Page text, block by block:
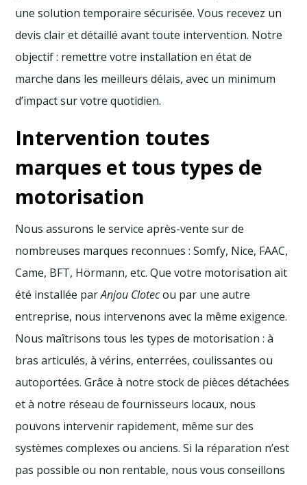
une solution temporaire sécurisée. Vous recevez un
devis clair et détaillé avant toute intervention. Notre
objectif : remettre votre installation en état de
marche dans les meilleurs délais, avec un minimum
d’impact sur votre quotidien.
Intervention toutes
marques et tous types de
motorisation
Nous assurons le service après-vente sur de
nombreuses marques reconnues : Somfy, Nice, FAAC,
Came, BFT, Hörmann, etc. Que votre motorisation ait
été installée parAnjou Clotecou par une autre
entreprise, nous intervenons avec la même exigence.
Nous maîtrisons tous les types de motorisation : à
bras articulés, à vérins, enterrées, coulissantes ou
autoportées. Grâce à notre stock de pièces détachées
et à notre réseau de fournisseurs locaux, nous
pouvons intervenir rapidement, même sur des
systèmes complexes ou anciens. Si la réparation n’est
pas possible ou non rentable, nous vous conseillons